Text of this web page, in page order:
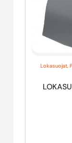
Lokasuojat,